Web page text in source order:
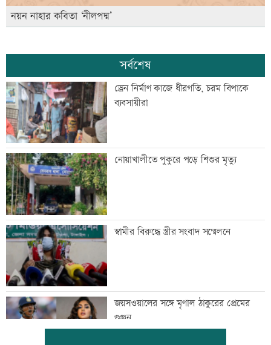
নয়ন নাহার কবিতা ‘নীলপদ্ম’
সর্বশেষ
ড্রেন নির্মাণ কাজে ধীরগতি, চরম বিপাকে
ব্যবসায়ীরা
নোয়াখালীতে পুকুরে পড়ে শিশুর মৃত্যু
স্বামীর বিরুদ্ধে স্ত্রীর সংবাদ সম্মেলনে
জয়সওয়ালের সঙ্গে মৃণাল ঠাকুরের প্রেমের
গুঞ্জন